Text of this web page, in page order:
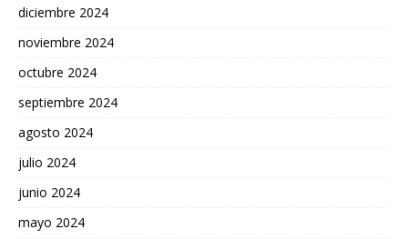
diciembre 2024
noviembre 2024
octubre 2024
septiembre 2024
agosto 2024
julio 2024
junio 2024
mayo 2024